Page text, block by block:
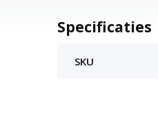
Specificaties
SKU